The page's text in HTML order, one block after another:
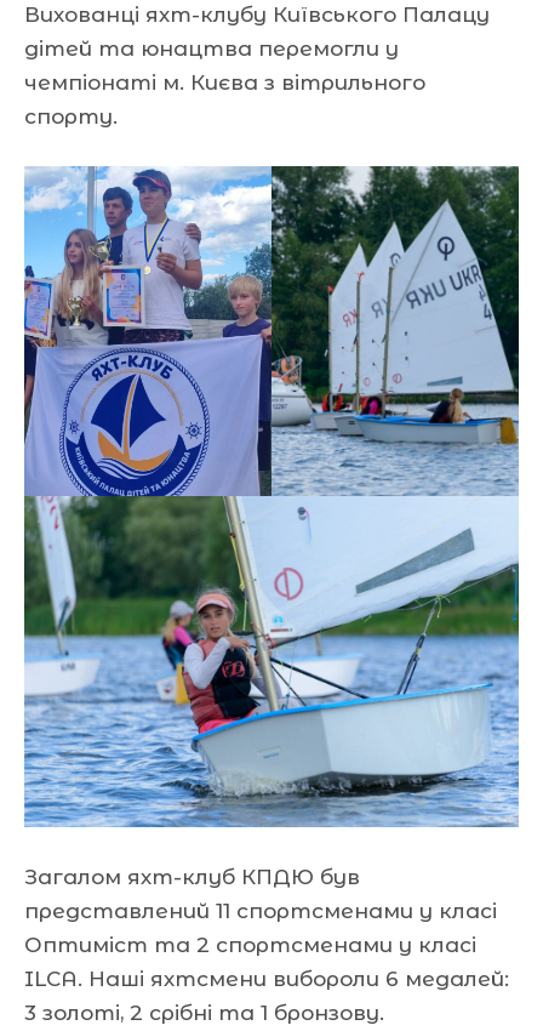
Вихованці яхт-клубу Київського Палацу
дітей та юнацтва перемогли у
чемпіонаті м. Києва з вітрильного
спорту.
Загалом яхт-клуб КПДЮ був
представлений 11 спортсменами у класі
Оптиміст та 2 спортсменами у класі
ILCA. Наші яхтсмени вибороли 6 медалей:
3 золоті, 2 срібні та 1 бронзову.